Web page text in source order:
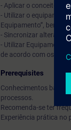
- Aplicar o conceito de
- Utilizar o
Equipamento”, bem
- Sincronizar
- Utilizar Equipamento
de acordo com os
Prerequisites
Conhecimentos
processos.
Recomenda-se ter
Experiência prática no